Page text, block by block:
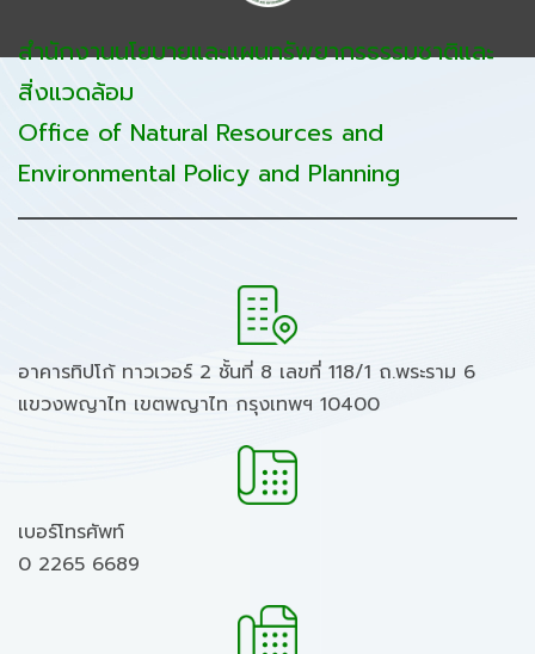
สำนักงานนโยบายและแผนทรัพยากรธรรมชาติและ
สิ่งแวดล้อม
Office of Natural Resources and
Environmental Policy and Planning
อาคารทิปโก้ ทาวเวอร์ 2 ชั้นที่ 8 เลขที่ 118/1 ถ.พระราม 6
แขวงพญาไท เขตพญาไท กรุงเทพฯ 10400
เบอร์โทรศัพท์
0 2265 6689